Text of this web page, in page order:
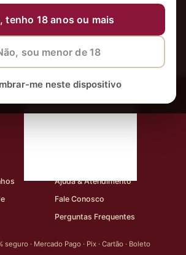
tenho 18 anos ou mais
sou menor de 18
me neste dispositivo
‹ Meus Vinhos
clientes apaixonados por nossos
rótulos
Ajuda & Atendimento
Fale Conosco
Perguntas Frequentes
seguro · Mercado Pago · Pix · Cartão · Boleto